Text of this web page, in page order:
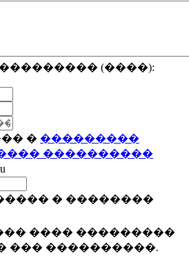
(����):
� ���������
����������
� ��������
���� ���������
��� ����������.